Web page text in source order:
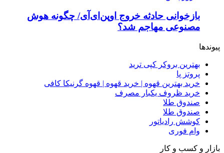
بازخوانی حادثه خروج اوپن‌ای‌آی/ چگونه هوش
مصنوعی مهاجم شد؟
پیوندها
بهترین بروکر کپی ترید
پروتز پا
خرید بهترین قهوه | خرید قهوه | قهوه گرنیکا کافی
خرید ظروف یکبار مصرف
صندوق طلا
صندوق طلا
کوشش رادیاتور
وام فوری
بازار و کسب و کار